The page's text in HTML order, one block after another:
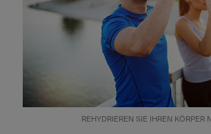
REHYDRIEREN SIE IHREN KÖRPER